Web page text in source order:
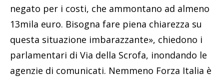
negato per i costi, che ammontano ad almeno
13mila euro. Bisogna fare piena chiarezza su
questa situazione imbarazzante», chiedono i
parlamentari di Via della Scrofa, inondando le
agenzie di comunicati. Nemmeno Forza Italia è